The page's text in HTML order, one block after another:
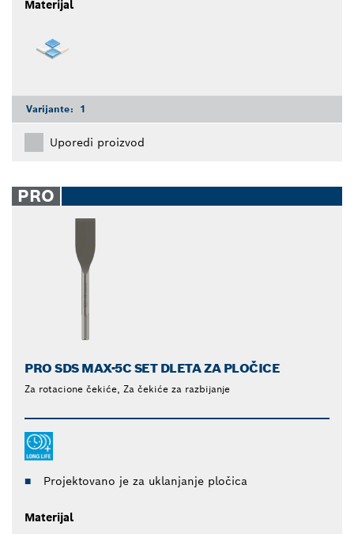
Materijal
Varijante: 1
Uporedi proizvod
PRO
PRO SDS MAX-5C SET DLETA ZA PLOČICE
Za rotacione čekiće, Za čekiće za razbijanje
Projektovano je za uklanjanje pločica
Materijal